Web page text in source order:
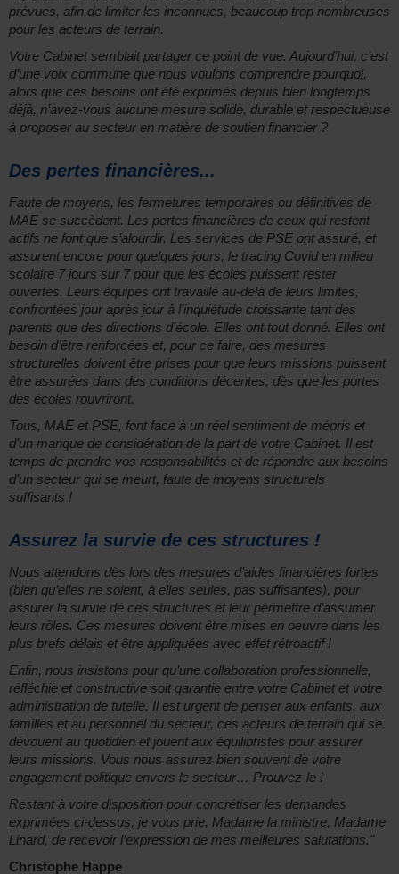
prévues, afin de limiter les inconnues, beaucoup trop nombreuses
pour les acteurs de terrain.
Votre Cabinet semblait partager ce point de vue. Aujourd’hui, c’est
d’une voix commune que nous voulons comprendre pourquoi,
alors que ces besoins ont été exprimés depuis bien longtemps
déjà, n’avez-vous aucune mesure solide, durable et respectueuse
à proposer au secteur en matière de soutien financier ?
Des pertes financières...
Faute de moyens, les fermetures temporaires ou définitives de
MAE se succèdent. Les pertes financières de ceux qui restent
actifs ne font que s’alourdir. Les services de PSE ont assuré, et
assurent encore pour quelques jours, le tracing Covid en milieu
scolaire 7 jours sur 7 pour que les écoles puissent rester
ouvertes. Leurs équipes ont travaillé au-delà de leurs limites,
confrontées jour après jour à l’inquiétude croissante tant des
parents que des directions d’école. Elles ont tout donné. Elles ont
besoin d’être renforcées et, pour ce faire, des mesures
structurelles doivent être prises pour que leurs missions puissent
être assurées dans des conditions décentes, dès que les portes
des écoles rouvriront.
Tous, MAE et PSE, font face à un réel sentiment de mépris et
d’un manque de considération de la part de votre Cabinet. Il est
temps de prendre vos responsabilités et de répondre aux besoins
d’un secteur qui se meurt, faute de moyens structurels
suffisants !
Assurez la survie de ces structures !
Nous attendons dès lors des mesures d’aides financières fortes
(bien qu’elles ne soient, à elles seules, pas suffisantes), pour
assurer la survie de ces structures et leur permettre d’assumer
leurs rôles. Ces mesures doivent être mises en oeuvre dans les
plus brefs délais et être appliquées avec effet rétroactif !
Enfin, nous insistons pour qu’une collaboration professionnelle,
réfléchie et constructive soit garantie entre votre Cabinet et votre
administration de tutelle. Il est urgent de penser aux enfants, aux
familles et au personnel du secteur, ces acteurs de terrain qui se
dévouent au quotidien et jouent aux équilibristes pour assurer
leurs missions. Vous nous assurez bien souvent de votre
engagement politique envers le secteur… Prouvez-le !
Restant à votre disposition pour concrétiser les demandes
exprimées ci-dessus, je vous prie, Madame la ministre, Madame
Linard, de recevoir l’expression de mes meilleures salutations."
Christophe Happe